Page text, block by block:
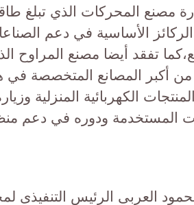
مصنع المحركات الذي تبلغ
الأساسية في دعم
أكبر المصانع المتخصصة في
الكهربائية المنزلية
المستخدمة ودوره في دعم
العربى الرئيس التنفيذى